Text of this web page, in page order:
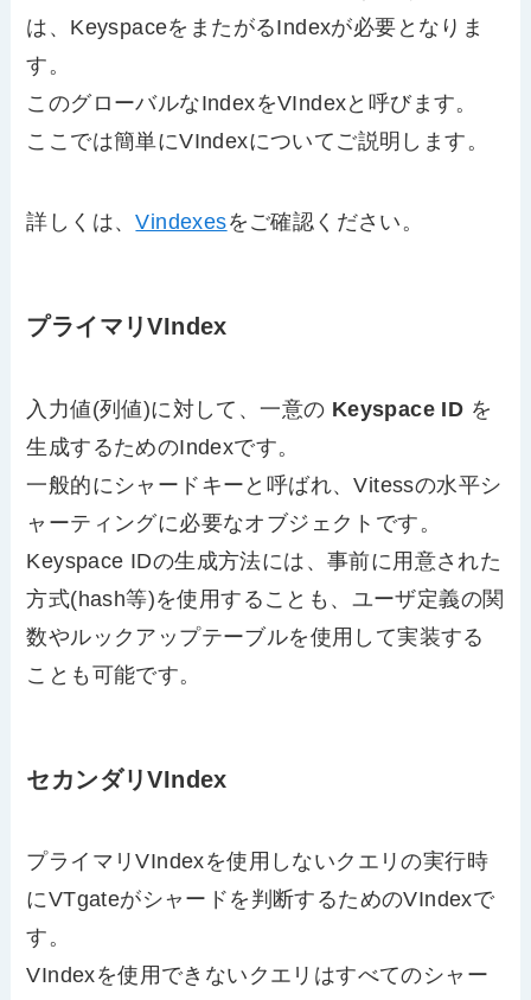
は、KeyspaceをまたがるIndexが必要となりま
す。
このグローバルなIndexをVIndexと呼びます。
ここでは簡単にVIndexについてご説明します。
詳しくは、Vindexesをご確認ください。
プライマリVIndex
入力値(列値)に対して、一意の Keyspace ID を
生成するためのIndexです。
一般的にシャードキーと呼ばれ、Vitessの水平シ
ャーティングに必要なオブジェクトです。
Keyspace IDの生成方法には、事前に用意された
方式(hash等)を使用することも、ユーザ定義の関
数やルックアップテーブルを使用して実装する
ことも可能です。
セカンダリVIndex
プライマリVIndexを使用しないクエリの実行時
にVTgateがシャードを判断するためのVIndexで
す。
VIndexを使用できないクエリはすべてのシャー